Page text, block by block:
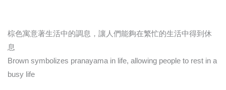
棕色寓意著生活中的調息，讓人們能夠在繁忙的生活中得到休
息
Brown symbolizes pranayama in life, allowing people to rest in a
busy life